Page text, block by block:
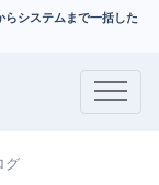
システムまで一括した
グ